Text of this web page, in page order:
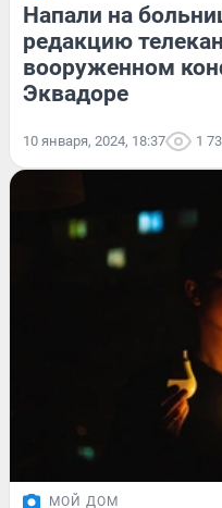
Напали на
редакцию
вооруженном
Эквадоре
10 января, 2024, 18:37 1
МОЙ ДОМ